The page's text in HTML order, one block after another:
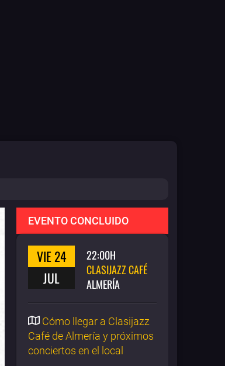
EVENTO CONCLUIDO
VIE 24
JUL
22:00H
CLASIJAZZ CAFÉ
ALMERÍA
Cómo llegar a Clasijazz
Café de Almería y próximos
conciertos en el local